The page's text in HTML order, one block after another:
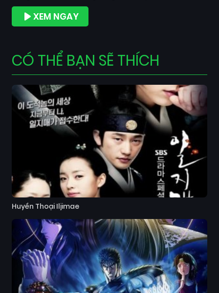
XEM NGAY
CÓ THỂ BẠN SẼ THÍCH
Huyền Thoại Iljimae